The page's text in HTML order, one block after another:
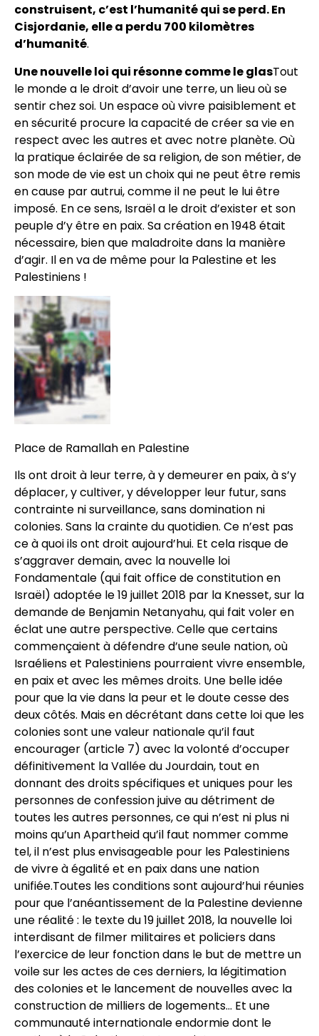
construisent, c’est l’humanité qui se perd. En
Cisjordanie, elle a perdu 700 kilomètres
d’humanité.
Une nouvelle loi qui résonne comme le glasTout
le monde a le droit d’avoir une terre, un lieu où se
sentir chez soi. Un espace où vivre paisiblement et
en sécurité procure la capacité de créer sa vie en
respect avec les autres et avec notre planète. Où
la pratique éclairée de sa religion, de son métier, de
son mode de vie est un choix qui ne peut être remis
en cause par autrui, comme il ne peut le lui être
imposé. En ce sens, Israël a le droit d’exister et son
peuple d’y être en paix. Sa création en 1948 était
nécessaire, bien que maladroite dans la manière
d’agir. Il en va de même pour la Palestine et les
Palestiniens !
Place de Ramallah en Palestine
Ils ont droit à leur terre, à y demeurer en paix, à s’y
déplacer, y cultiver, y développer leur futur, sans
contrainte ni surveillance, sans domination ni
colonies. Sans la crainte du quotidien. Ce n’est pas
ce à quoi ils ont droit aujourd’hui. Et cela risque de
s’aggraver demain, avec la nouvelle loi
Fondamentale (qui fait office de constitution en
Israël) adoptée le 19 juillet 2018 par la Knesset, sur la
demande de Benjamin Netanyahu, qui fait voler en
éclat une autre perspective. Celle que certains
commençaient à défendre d’une seule nation, où
Israéliens et Palestiniens pourraient vivre ensemble,
en paix et avec les mêmes droits. Une belle idée
pour que la vie dans la peur et le doute cesse des
deux côtés. Mais en décrétant dans cette loi que les
colonies sont une valeur nationale qu’il faut
encourager (article 7) avec la volonté d’occuper
définitivement la Vallée du Jourdain, tout en
donnant des droits spécifiques et uniques pour les
personnes de confession juive au détriment de
toutes les autres personnes, ce qui n’est ni plus ni
moins qu’un Apartheid qu’il faut nommer comme
tel, il n’est plus envisageable pour les Palestiniens
de vivre à égalité et en paix dans une nation
unifiée.Toutes les conditions sont aujourd’hui réunies
pour que l’anéantissement de la Palestine devienne
une réalité : le texte du 19 juillet 2018, la nouvelle loi
interdisant de filmer militaires et policiers dans
l’exercice de leur fonction dans le but de mettre un
voile sur les actes de ces derniers, la légitimation
des colonies et le lancement de nouvelles avec la
construction de milliers de logements… Et une
communauté internationale endormie dont le